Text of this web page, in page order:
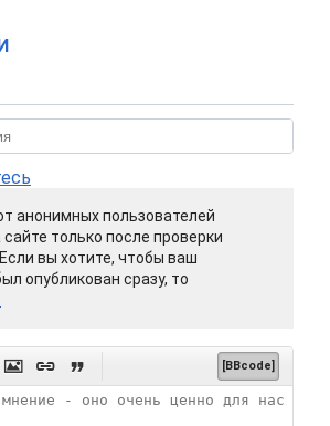
анонимных пользователей
только после проверки
вы хотите, чтобы ваш
опубликован сразу, то
   [BBcode]